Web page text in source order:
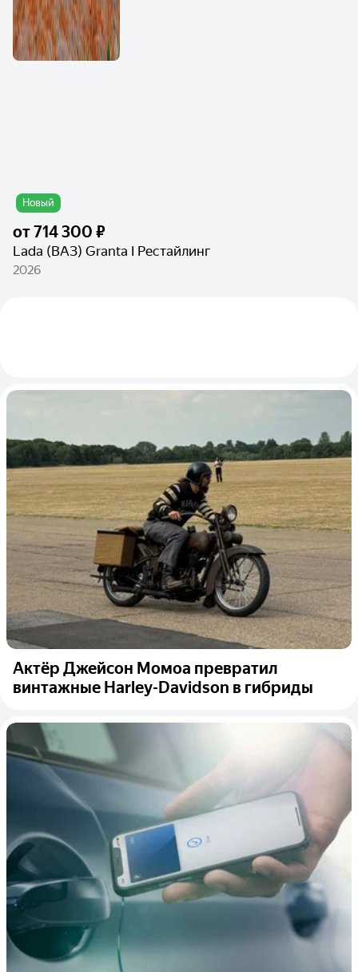
Новый
от714 300 ₽
Lada (ВАЗ) Granta I Рестайлинг
2026
Актёр Джейсон Момоа превратил
винтажные Harley-Davidson в гибриды